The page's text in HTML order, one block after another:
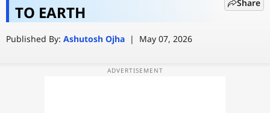
वेब स्टोरी
TO EARTH
Share
सैटेलाइट! ISRO ने किया बड़ा खुलासा
Published By: Ashutosh Ojha | May 07, 2026